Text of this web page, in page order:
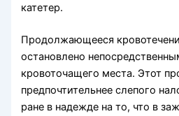
катетер.
Продолжающееся
остановлено
кровоточащего места. Этот
предпочтительнее слепого
ране в на­дежде на то, что в